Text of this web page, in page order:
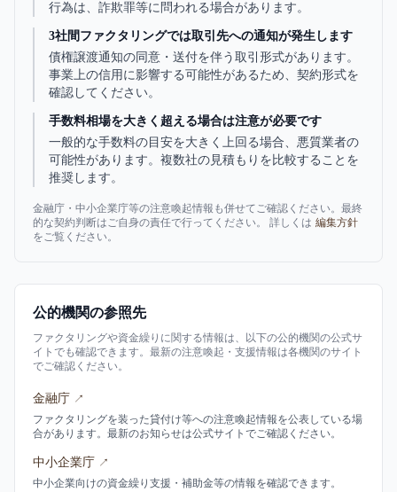
行為は、詐欺罪等に問われる場合があります。
3社間ファクタリングでは取引先への通知が発生します
債権譲渡通知の同意・送付を伴う取引形式があります。
事業上の信用に影響する可能性があるため、契約形式を
確認してください。
手数料相場を大きく超える場合は注意が必要です
一般的な手数料の目安を大きく上回る場合、悪質業者の
可能性があります。複数社の見積もりを比較することを
推奨します。
金融庁・中小企業庁等の注意喚起情報も併せてご確認ください。最終
的な契約判断はご自身の責任で行ってください。 詳しくは 編集方針
をご覧ください。
公的機関の参照先
ファクタリングや資金繰りに関する情報は、以下の公的機関の公式サ
イトでも確認できます。最新の注意喚起・支援情報は各機関のサイト
でご確認ください。
金融庁 ↗
ファクタリングを装った貸付け等への注意喚起情報を公表している場
合があります。最新のお知らせは公式サイトでご確認ください。
中小企業庁 ↗
中小企業向けの資金繰り支援・補助金等の情報を確認できます。